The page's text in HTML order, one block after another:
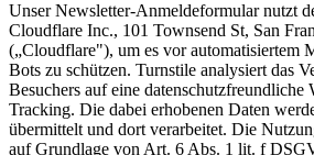
Unser Newsletter-Anmeldeformular nutzt
Cloudflare Inc., 101 Townsend St, San
(„Cloudflare"), um es vor automatisiertem
Bots zu schützen. Turnstile analysiert das
Besuchers auf eine datenschutzfreundliche
Tracking. Die dabei erhobenen Daten
übermittelt und dort verarbeitet. Die
auf Grundlage von Art. 6 Abs. 1 lit. f